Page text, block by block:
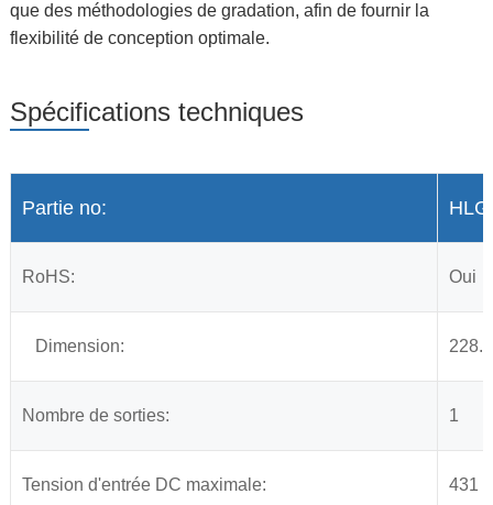
que des méthodologies de gradation, afin de fournir la
flexibilité de conception optimale.
Spécifications techniques
Partie no:
RoHS: Oui
Dimension:
Nombre de sorties: 1
Tension d'entrée DC maximale: 431